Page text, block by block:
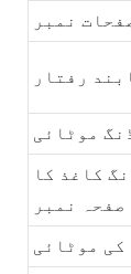
نمبر
رفتار
موٹائی
کاغذ کا
صفحہ نمبر
کی موٹائی